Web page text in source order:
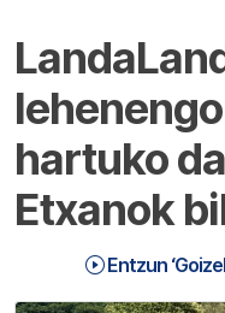
hartuko
Etxanok
Entzun